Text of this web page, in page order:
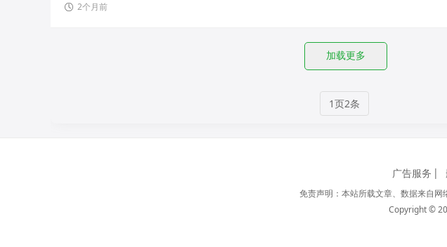
2个月前
加载更多
1页2条
广告服务
免责声明：本站所载文章、数据来自网
Copyright ©